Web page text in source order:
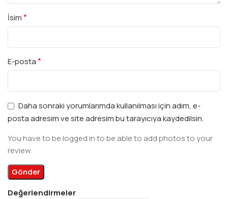
Değerlendirmeler
İsim*
E-posta*
Daha sonraki yorumlarımda kullanılması için adım, e-
posta adresim ve site adresim bu tarayıcıya kaydedilsin.
You have to be logged in to be able to add photos to your
review.